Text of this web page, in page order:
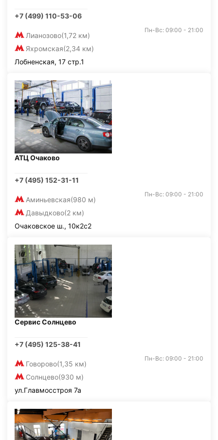
+7 (499) 110-53-06
Лианозово(1,72 км)
Яхромская(2,34 км)
Пн-Вс: 09:00 - 21:00
Лобненская, 17 стр.1
АТЦ Очаково
+7 (495) 152-31-11
Аминьевская(980 м)
Давыдково(2 км)
Пн-Вс: 09:00 - 21:00
Очаковское ш., 10к2с2
Сервис Солнцево
+7 (495) 125-38-41
Говорово(1,35 км)
Солнцево(930 м)
Пн-Вс: 09:00 - 21:00
ул.Главмосстроя 7а